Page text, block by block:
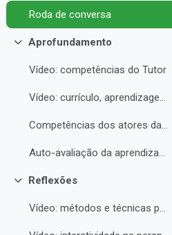
Roda de conversa
Contrair
Aprofundamento
Vídeo: competências do Tutor
Vídeo: currículo, aprendizagem e docência para EAD
Competências dos atores da educação a distância professor, tutor e aluno
Auto-avaliação da aprendizagem
Contrair
Reflexões
Vídeo: métodos e técnicas para EAD